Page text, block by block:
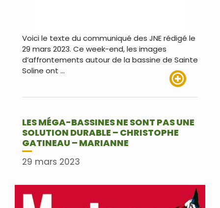
Voici le texte du communiqué des JNE rédigé le
29 mars 2023. Ce week-end, les images
d’affrontements autour de la bassine de Sainte
Soline ont …
LES MÉGA-BASSINES NE SONT PAS UNE
SOLUTION DURABLE – CHRISTOPHE
GATINEAU – MARIANNE
29 mars 2023